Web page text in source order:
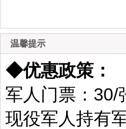
温馨提示
◆优惠政策：
军人门票：30/
现役军人持有